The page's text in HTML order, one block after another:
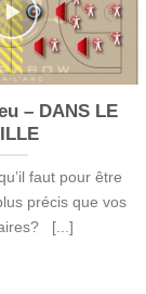
– DANS LE
faut pour être
précis que vos
[...]